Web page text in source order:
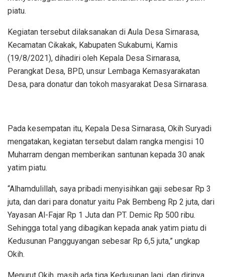
piatu.
Kegiatan tersebut dilaksanakan di Aula Desa Sirnarasa,
Kecamatan Cikakak, Kabupaten Sukabumi, Kamis
(19/8/2021), dihadiri oleh Kepala Desa Sirnarasa,
Perangkat Desa, BPD, unsur Lembaga Kemasyarakatan
Desa, para donatur dan tokoh masyarakat Desa Sirnarasa.
Pada kesempatan itu, Kepala Desa Sirnarasa, Okih Suryadi
mengatakan, kegiatan tersebut dalam rangka mengisi 10
Muharram dengan memberikan santunan kepada 30 anak
yatim piatu.
“Alhamdulillah, saya pribadi menyisihkan gaji sebesar Rp 3
juta, dan dari para donatur yaitu Pak Bembeng Rp 2 juta, dari
Yayasan Al-Fajar Rp 1 Juta dan PT. Demic Rp 500 ribu.
Sehingga total yang dibagikan kepada anak yatim piatu di
Kedusunan Pangguyangan sebesar Rp 6,5 juta,” ungkap
Okih.